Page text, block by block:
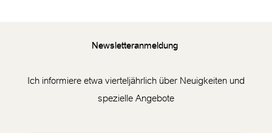
Newsletteranmeldung
Ich informiere etwa vierteljährlich über Neuigkeiten und
spezielle Angebote